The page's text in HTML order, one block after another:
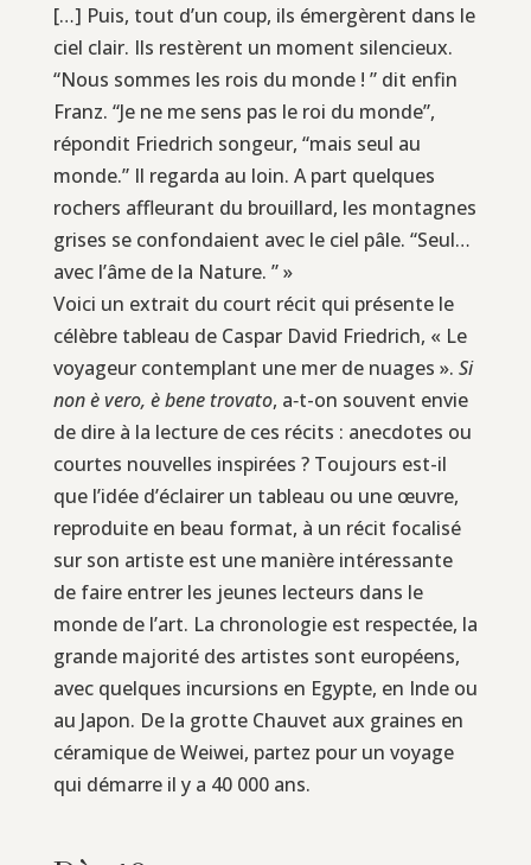
[…] Puis, tout d’un coup, ils émergèrent dans le
ciel clair. Ils restèrent un moment silencieux.
“Nous sommes les rois du monde ! ” dit enfin
Franz. “Je ne me sens pas le roi du monde”,
répondit Friedrich songeur, “mais seul au
monde.” Il regarda au loin. A part quelques
rochers affleurant du brouillard, les montagnes
grises se confondaient avec le ciel pâle. “Seul…
avec l’âme de la Nature. ” »
Voici un extrait du court récit qui présente le
célèbre tableau de Caspar David Friedrich, « Le
voyageur contemplant une mer de nuages ». Si
non è vero, è bene trovato, a‑t-on souvent envie
de dire à la lecture de ces récits : anecdotes ou
courtes nouvelles inspirées ? Toujours est-il
que l’idée d’éclairer un tableau ou une œuvre,
reproduite en beau format, à un récit focalisé
sur son artiste est une manière intéressante
de faire entrer les jeunes lecteurs dans le
monde de l’art. La chronologie est respectée, la
grande majorité des artistes sont européens,
avec quelques incursions en Egypte, en Inde ou
au Japon. De la grotte Chauvet aux graines en
céramique de Weiwei, partez pour un voyage
qui démarre il y a 40 000 ans.